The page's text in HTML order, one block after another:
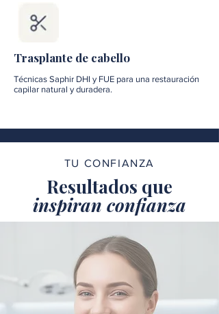
Trasplante de cabello
Técnicas Saphir DHI y FUE para una restauración
capilar natural y duradera.
TU CONFIANZA
Resultados que
inspiran confianza